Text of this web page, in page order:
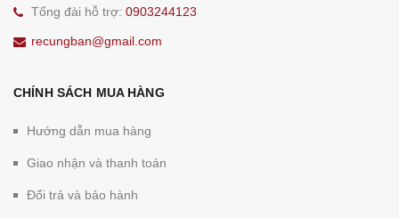
Tổng đài hỗ trợ: 0903244123
recungban@gmail.com
CHÍNH SÁCH MUA HÀNG
Hướng dẫn mua hàng
Giao nhận và thanh toán
Đổi trả và bảo hành